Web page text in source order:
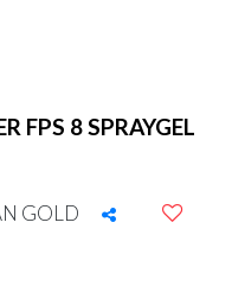
FPS 8 SPRAYGEL
GOLD